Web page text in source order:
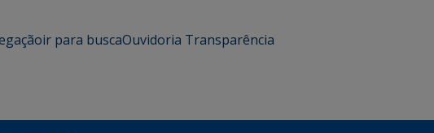
ir para buscaOuvidoria Transparência